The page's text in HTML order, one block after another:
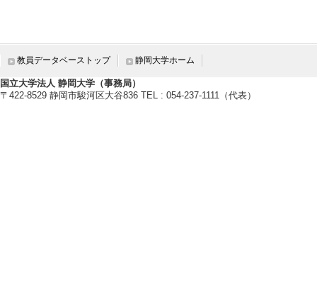
教員データベーストップ 静岡大学ホーム
国立大学法人 静岡大学（事務局）
〒422-8529 静岡市駿河区大谷836 TEL : 054-237-1111（代表）